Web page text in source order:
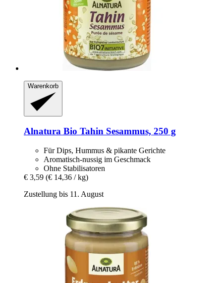
Warenkorb
Alnatura Bio Tahin Sesammus, 250 g
Für Dips, Hummus & pikante Gerichte
Aromatisch-nussig im Geschmack
Ohne Stabilisatoren
€ 3,59 (€ 14,36 / kg)
Zustellung bis 11. August